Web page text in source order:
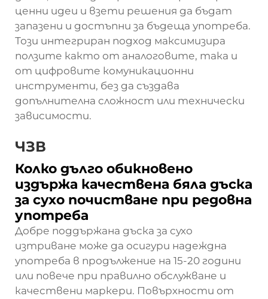
ценни идеи и взети решения да бъдат
запазени и достъпни за бъдеща употреба.
Този интегриран подход максимизира
ползите както от аналоговите, така и
от цифровите комуникационни
инструменти, без да създава
допълнителна сложност или технически
зависимости.
ЧЗВ
Колко дълго обикновено
издържа качествена бяла дъска
за сухо почистване при редовна
употреба
Добре поддържана дъска за сухо
изтриване може да осигури надеждна
употреба в продължение на 15-20 години
или повече при правилно обслужване и
качествени маркери. Повърхности от